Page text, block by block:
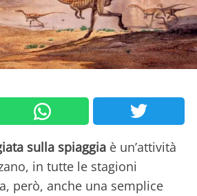
sulla spiaggia è un’attività
in tutte le stagioni
però, anche una semplice